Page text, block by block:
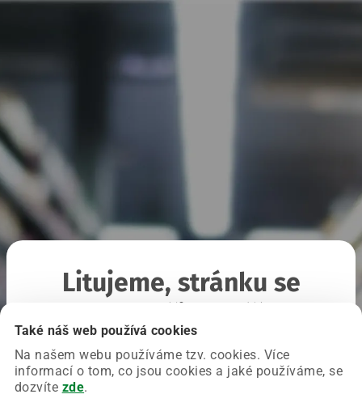
Také náš web používá cookies
Na našem webu používáme tzv. cookies. Více
informací o tom, co jsou cookies a jaké používáme, se
dozvíte zde.
Litujeme, stránku se
Chyba nastala na naší straně a už ji opravujeme.
Zkuste prosím znovu načíst požadovanou stránku.